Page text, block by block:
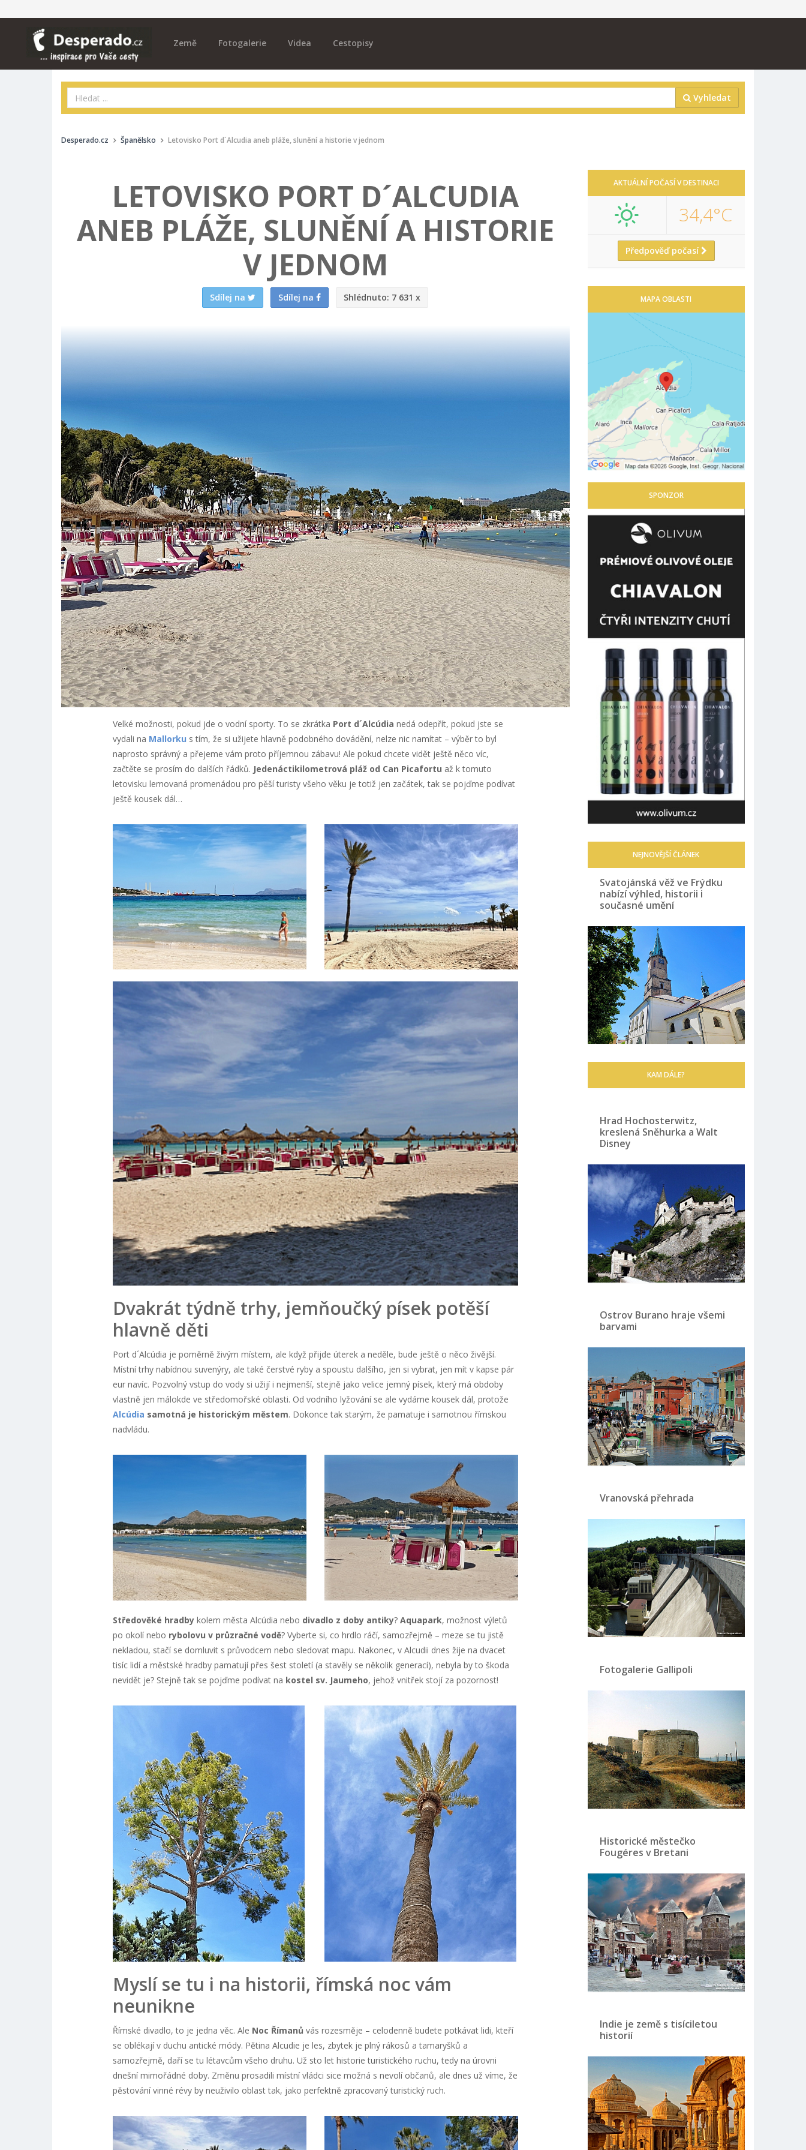
Země Fotogalerie Videa Cestopisy
Vyhledat
Desperado.cz Španělsko Letovisko Port d´Alcudia aneb pláže, slunění a historie v jednom
LETOVISKO PORT D´ALCUDIA
ANEB PLÁŽE, SLUNĚNÍ A HISTORIE
V JEDNOM
Sdílej na Sdílej na Shlédnuto: 7 631 x
Velké možnosti, pokud jde o vodní sporty. To se zkrátka Port d´Alcúdia nedá odepřít, pokud jste se
vydali na Mallorku s tím, že si užijete hlavně podobného dovádění, nelze nic namítat – výběr to byl
naprosto správný a přejeme vám proto příjemnou zábavu! Ale pokud chcete vidět ještě něco víc,
začtěte se prosím do dalších řádků. Jedenáctikilometrová pláž od Can Picafortu až k tomuto
letovisku lemovaná promenádou pro pěší turisty všeho věku je totiž jen začátek, tak se pojďme podívat
ještě kousek dál…
Dvakrát týdně trhy, jemňoučký písek potěší
hlavně děti
Port d´Alcúdia je poměrně živým místem, ale když přijde úterek a neděle, bude ještě o něco živější.
Místní trhy nabídnou suvenýry, ale také čerstvé ryby a spoustu dalšího, jen si vybrat, jen mít v kapse pár
eur navíc. Pozvolný vstup do vody si užijí i nejmenší, stejně jako velice jemný písek, který má obdoby
vlastně jen málokde ve středomořské oblasti. Od vodního lyžování se ale vydáme kousek dál, protože
Alcúdia samotná je historickým městem. Dokonce tak starým, že pamatuje i samotnou římskou
nadvládu.
Středověké hradbykolem města Alcúdia nebo divadlo z doby antiky? Aquapark, možnost výletů
po okolí nebo rybolovu v průzračné vodě? Vyberte si, co hrdlo ráčí, samozřejmě – meze se tu jistě
nekladou, stačí se domluvit s průvodcem nebo sledovat mapu. Nakonec, v Alcudii dnes žije na dvacet
tisíc lidí a městské hradby pamatují přes šest století (a stavěly se několik generací), nebyla by to škoda
nevidět je? Stejně tak se pojďme podívat na kostel sv. Jaumeho, jehož vnitřek stojí za pozornost!
Myslí se tu i na historii, římská noc vám
neunikne
Římské divadlo, to je jedna věc. Ale Noc Římanů vás rozesměje – celodenně budete potkávat lidi, kteří
se oblékají v duchu antické módy. Pětina Alcudie je les, zbytek je plný rákosů a tamaryšků a
samozřejmě, daří se tu létavcům všeho druhu. Už sto let historie turistického ruchu, tedy na úrovni
dnešní mimořádné doby. Změnu prosadili místní vládci sice možná s nevolí občanů, ale dnes už víme, že
pěstování vinné révy by neuživilo oblast tak, jako perfektně zpracovaný turistický ruch.
AKTUÁLNÍ POČASÍ V DESTINACI
34,4°C
Předpověď počasí
MAPA OBLASTI
SPONZOR
NEJNOVĚJŠÍ ČLÁNEK
Svatojánská věž ve Frýdku
nabízí výhled, historii i
současné umění
KAM DÁLE?
Hrad Hochosterwitz,
kreslená Sněhurka a Walt
Disney
Ostrov Burano hraje všemi
barvami
Vranovská přehrada
Fotogalerie Gallipoli
Historické městečko
Fougéres v Bretani
Indie je země s tisíciletou
historií